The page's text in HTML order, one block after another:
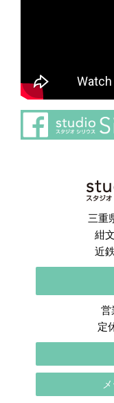
三重
紺
近
営
定